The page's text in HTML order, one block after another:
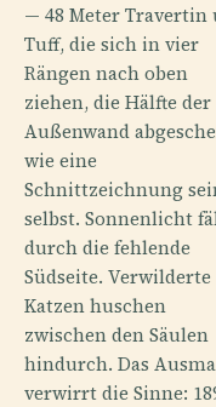
— 48 Meter Travertin
Tuff, die sich in vier
Rängen nach oben
ziehen, die Hälfte der
Außenwand
wie eine
Schnittzeichnung
selbst. Sonnenlicht
durch die fehlende
Südseite. Verwilderte
Katzen huschen
zwischen den Säulen
hindurch. Das
verwirrt die Sinne: